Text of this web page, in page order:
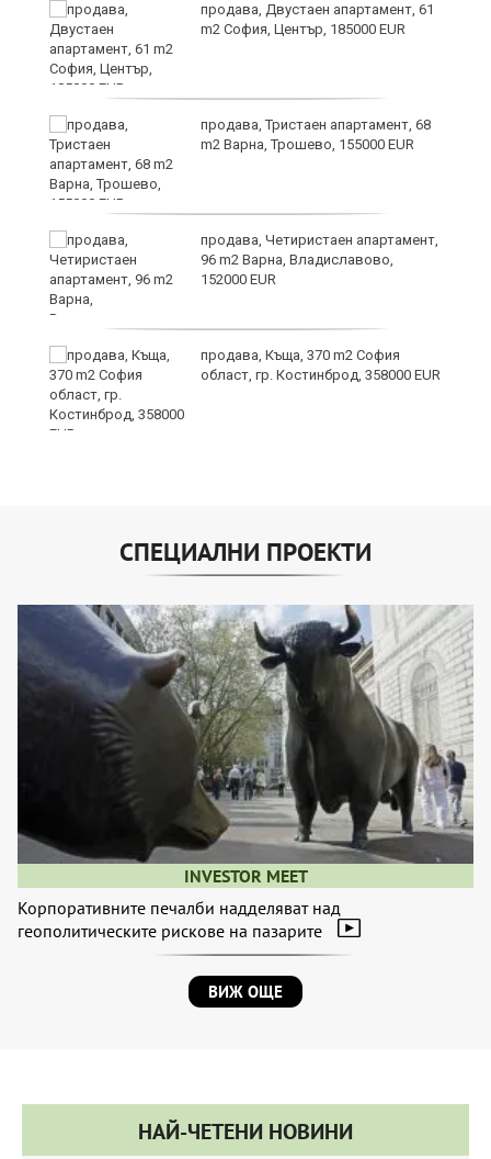
продава, Двустаен апартамент, 61
m2 София, Център, 185000 EUR
продава, Тристаен апартамент, 68
m2 Варна, Трошево, 155000 EUR
продава, Четиристаен апартамент,
96 m2 Варна, Владиславово,
152000 EUR
продава, Къща, 370 m2 София
област, гр. Костинброд, 358000 EUR
СПЕЦИАЛНИ ПРОЕКТИ
INVESTOR MEET
Корпоративните печалби надделяват над
геополитическите рискове на пазарите
ВИЖ ОЩЕ
НАЙ-ЧЕТЕНИ НОВИНИ